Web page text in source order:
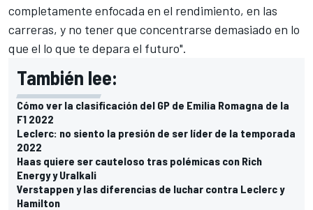
completamente enfocada en el rendimiento, en las
carreras, y no tener que concentrarse demasiado en lo
que el lo que te depara el futuro".
También lee:
Cómo ver la clasificación del GP de Emilia Romagna de la
F1 2022
Leclerc: no siento la presión de ser líder de la temporada
2022
Haas quiere ser cauteloso tras polémicas con Rich
Energy y Uralkali
Verstappen y las diferencias de luchar contra Leclerc y
Hamilton